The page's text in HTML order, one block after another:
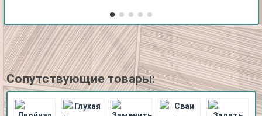
Сопутствующие товары: